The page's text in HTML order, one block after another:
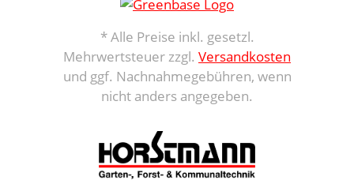
* Alle Preise inkl. gesetzl.
Mehrwertsteuer zzgl. Versandkosten
und ggf. Nachnahmegebühren, wenn
nicht anders angegeben.